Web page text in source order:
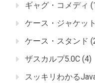
ギャグ・コメディ
ケース・ジャケッ
ケース・スタンド
ザスカルプ5.0C (4)
スッキリわかる